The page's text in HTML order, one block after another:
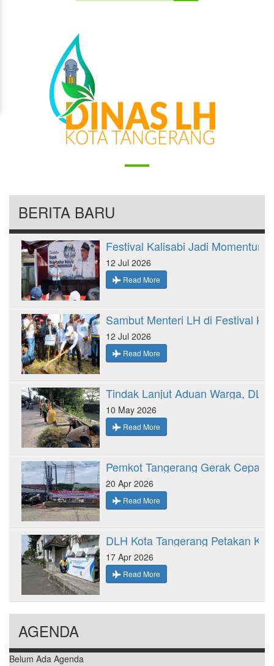
BERITA BARU
12 Jul 2026
Read More
12 Jul 2026
Read More
10 May 2026
Read More
20 Apr 2026
Read More
17 Apr 2026
Read More
AGENDA
Belum Ada Agenda